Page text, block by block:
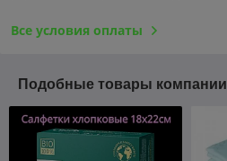
Все условия оплаты
Подобные товары компании